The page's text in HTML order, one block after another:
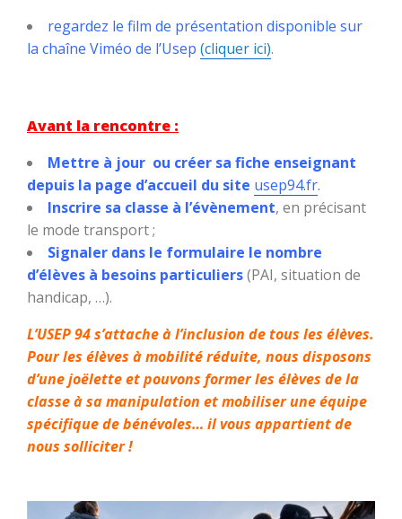
regardez le film de présentation disponible sur
la chaîne Viméo de l’Usep (cliquer ici).
Avant la rencontre :
Mettre à jour ou créer sa fiche enseignant
depuis la page d’accueil du site usep94.fr.
Inscrire sa classe à l’évènement, en précisant
le mode transport ;
Signaler dans le formulaire le nombre
d’élèves à besoins particuliers(PAI, situation de
handicap, …).
L’USEP 94 s’attache à l’inclusion de tous les élèves.
Pour les élèves à mobilité réduite, nous disposons
d’une joëlette et pouvons former les élèves de la
classe à sa manipulation et mobiliser une équipe
spécifique de bénévoles… il vous appartient de
nous solliciter !